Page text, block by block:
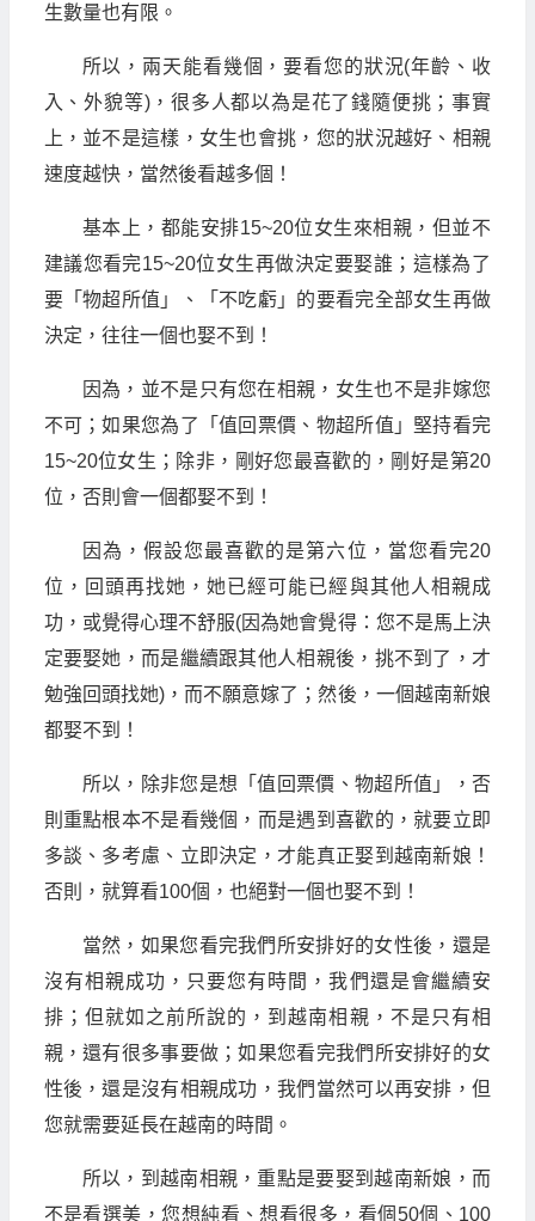
生數量也有限。
所以，兩天能看幾個，要看您的狀況(年齡、收
入、外貌等)，很多人都以為是花了錢隨便挑；事實
上，並不是這樣，女生也會挑，您的狀況越好、相親
速度越快，當然後看越多個！
基本上，都能安排15~20位女生來相親，但並不
建議您看完15~20位女生再做決定要娶誰；這樣為了
要「物超所值」、「不吃虧」的要看完全部女生再做
決定，往往一個也娶不到！
因為，並不是只有您在相親，女生也不是非嫁您
不可；如果您為了「值回票價、物超所值」堅持看完
15~20位女生；除非，剛好您最喜歡的，剛好是第20
位，否則會一個都娶不到！
因為，假設您最喜歡的是第六位，當您看完20
位，回頭再找她，她已經可能已經與其他人相親成
功，或覺得心理不舒服(因為她會覺得：您不是馬上決
定要娶她，而是繼續跟其他人相親後，挑不到了，才
勉強回頭找她)，而不願意嫁了；然後，一個越南新娘
都娶不到！
所以，除非您是想「值回票價、物超所值」，否
則重點根本不是看幾個，而是遇到喜歡的，就要立即
多談、多考慮、立即決定，才能真正娶到越南新娘！
否則，就算看100個，也絕對一個也娶不到！
當然，如果您看完我們所安排好的女性後，還是
沒有相親成功，只要您有時間，我們還是會繼續安
排；但就如之前所說的，到越南相親，不是只有相
親，還有很多事要做；如果您看完我們所安排好的女
性後，還是沒有相親成功，我們當然可以再安排，但
您就需要延長在越南的時間。
所以，到越南相親，重點是要娶到越南新娘，而
不是看選美，您想純看、想看很多，看個50個、100